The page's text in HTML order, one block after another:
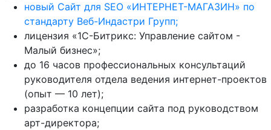
новый Сайт для SEO «ИНТЕРНЕТ-МАГАЗИН» по
стандарту Веб-Индастри Групп;
лицензия «1С-Битрикс: Управление сайтом -
Малый бизнес»;
до 16 часов профессиональных консультаций
руководителя отдела ведения интернет-проектов
(опыт — 10 лет);
разработка концепции сайта под руководством
арт-директора;